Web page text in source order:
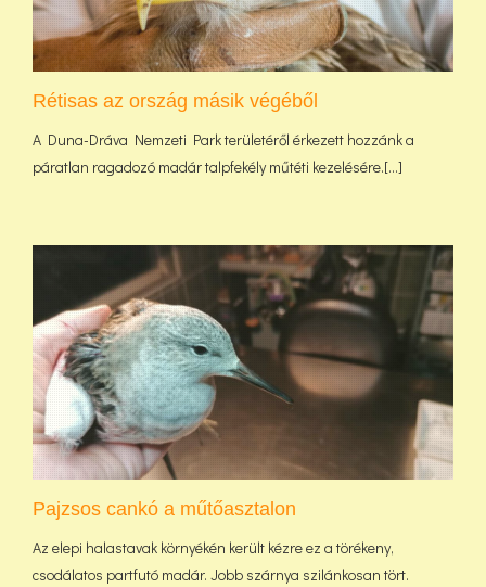
Rétisas az ország másik végéből
A Duna-Dráva Nemzeti Park területéről érkezett hozzánk a
páratlan ragadozó madár talpfekély műtéti kezelésére.[...]
Pajzsos cankó a műtőasztalon
Az elepi halastavak környékén került kézre ez a törékeny,
csodálatos partfutó madár. Jobb szárnya szilánkosan tört.